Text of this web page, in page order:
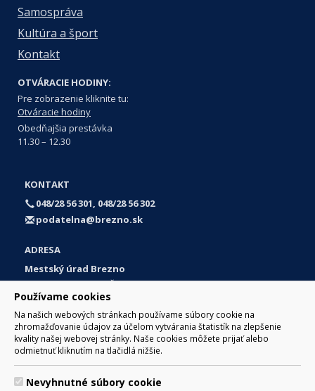
Používame cookies
Na našich webových stránkach používame súbory cookie na
zhromažďovanie údajov za účelom vytvárania štatistík na zlepšenie
kvality našej webovej stránky. Naše cookies môžete prijať alebo
odmietnuť kliknutím na tlačidlá nižšie.
Nevyhnutné súbory cookie
Samospráva
Kultúra a šport
Kontakt
OTVÁRACIE HODINY:
Pre zobrazenie kliknite tu:
Otváracie hodiny
Obedňajšia prestávka
11.30 – 12.30
KONTAKT
048/28 56 301, 048/28 56 302
podatelna@brezno.sk
ADRESA
Mestský úrad Brezno
Námestie gen. M. R. Štefánika 1
977 01 Brezno
Slovakia (Slovak Republic)